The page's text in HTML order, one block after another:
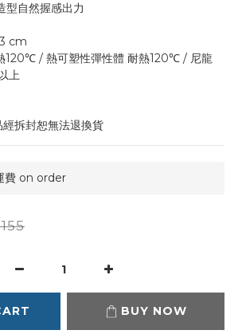
自然握感出力
cm
120℃ / 熱可塑性彈性體 耐熱120℃ / 尼龍
上
拆封恕無法退換貨
費 on order
BUY NOW